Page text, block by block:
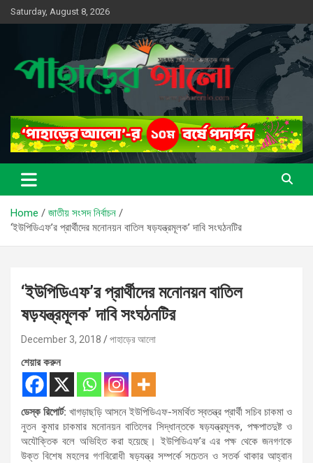
Skip
to
Saturday, August 8, 2026
পাহাড়ের আলো
সত্যের সন্ধানে, পাহাড়ের পথে
Home
জাতীয় সংসদ নির্বাচন
‘ইউপিডিএফ’র প্রার্থীদের মনোনয়ন বাতিল ষড়যন্ত্রমূলক’ দাবি সংঘঠনটির
‘ইউপিডিএফ’র প্রার্থীদের মনোনয়ন বাতিল
ষড়যন্ত্রমূলক’ দাবি সংঘঠনটির
December 3, 2018 পাহাড়ের আলো
শেয়ার করুন
ডেস্ক রিপোর্ট: খাগড়াছড়ি আসনে ইউপিডিএফ-সমর্থিত স্বতন্ত্র প্রার্থী সচিব চাকমা ও
নুতন কুমার চাকমার মনোনয়ন বাতিলের সিদ্ধান্তকে ষড়যন্ত্রমূলক, পক্ষপাতদুষ্ট ও
অযৌক্তিক বলে অভিহিত করা হয়েছে। ইউপিডিএফ’র এর পক্ষ থেকে জনগণকে
উক্ত বিশেষ মহলের গণবিরোধী ষড়যন্ত্র সম্পর্কে সচেতন ও সতর্ক থাকার আহ্বান